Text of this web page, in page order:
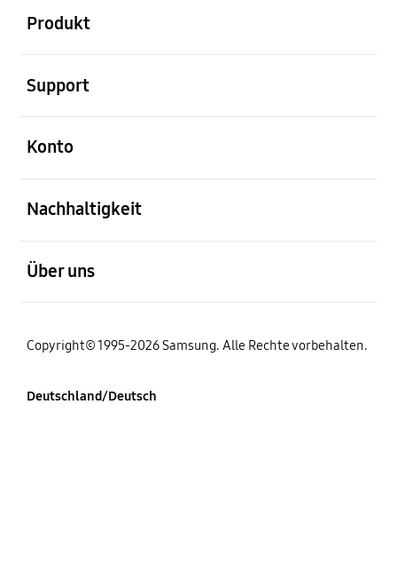
Produkt
Support
Konto
Nachhaltigkeit
Über uns
Copyright© 1995-2026 Samsung. Alle Rechte vorbehalten.
Deutschland/Deutsch